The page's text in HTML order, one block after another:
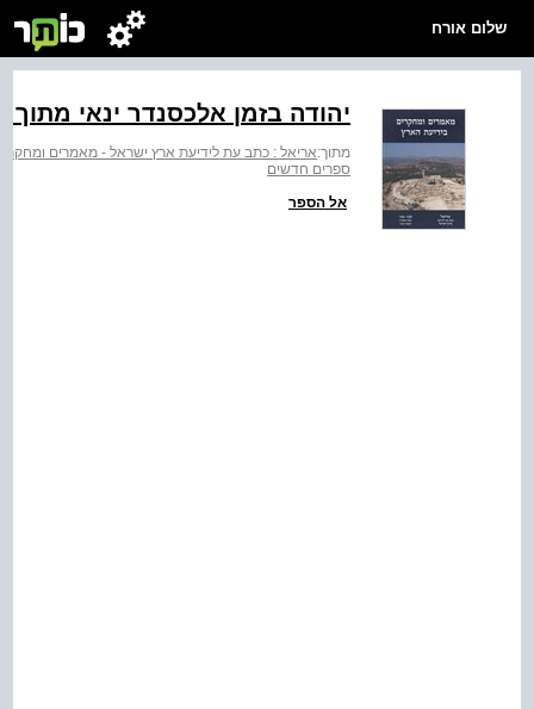
שלום אורח
יהודה בזמן אלכסנדר ינאי מתוך ‭Tabula ... Judaea Palaestina‬
מתוך:אריאל : כתב עת לידיעת ארץ ישראל - מאמרים
ספרים חדשים
אל הספר